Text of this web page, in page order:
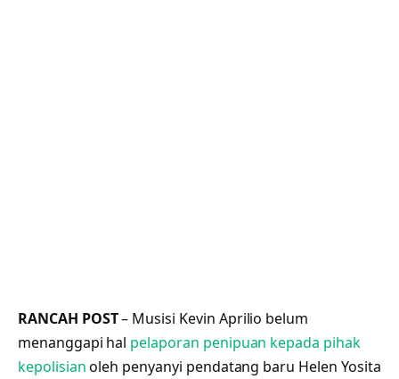
RANCAH POST– Musisi Kevin Aprilio belum
menanggapi hal pelaporan penipuan kepada pihak
kepolisianoleh penyanyi pendatang baru Helen Yosita